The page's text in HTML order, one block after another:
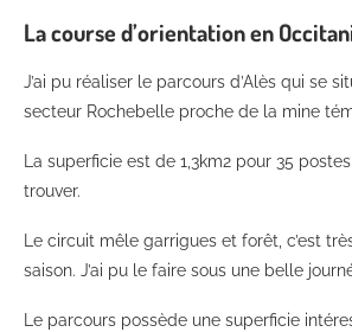
La course d’orientation en
J’ai pu réaliser le parcours d’Alès qui se
secteur Rochebelle proche de la mine
La superficie est de 1,3km2 pour 35
trouver.
Le circuit mêle garrigues et forêt, c’est
saison. J’ai pu le faire sous une belle
Le parcours possède une superficie